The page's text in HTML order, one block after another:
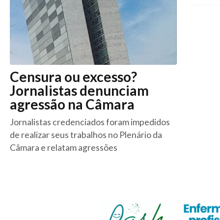
Censura ou excesso?
Jornalistas denunciam
agressão na Câmara
Jornalistas credenciados foram impedidos
de realizar seus trabalhos no Plenário da
Câmara e relatam agressões